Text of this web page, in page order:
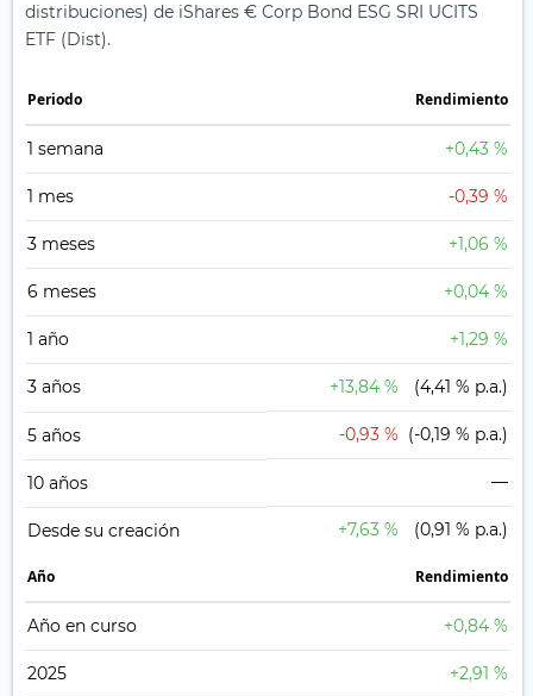
distribuciones) de iShares € Corp Bond ESG SRI UCITS
ETF (Dist).
Periodo Rendimiento
1 semana +0,43 %
1 mes -0,39 %
3 meses +1,06 %
6 meses +0,04 %
1 año +1,29 %
3 años +13,84 % (4,41 % p.a.)
5 años -0,93 % (-0,19 % p.a.)
10 años —
Desde su creación +7,63 % (0,91 % p.a.)
Año Rendimiento
Año en curso +0,84 %
2025 +2,91 %